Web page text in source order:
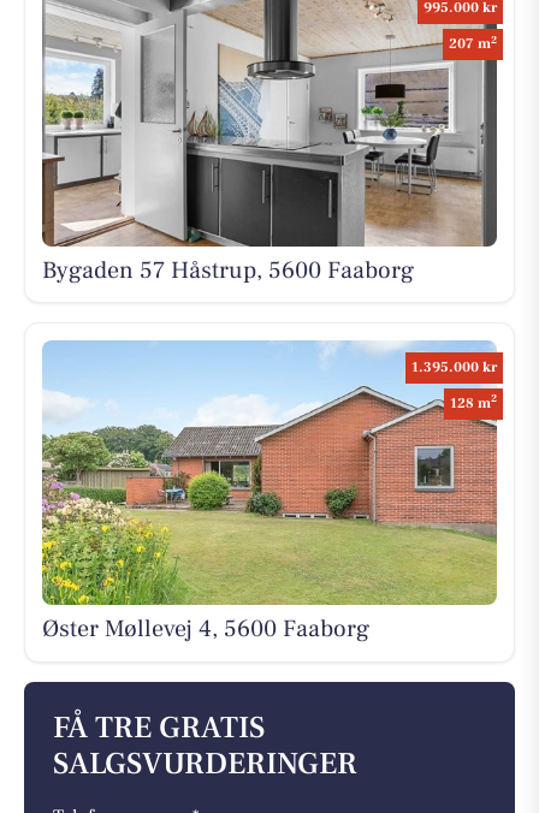
995.000 kr
207 m2
Bygaden 57 Håstrup, 5600 Faaborg
1.395.000 kr
128 m2
Øster Møllevej 4, 5600 Faaborg
FÅ TRE GRATIS
SALGSVURDERINGER